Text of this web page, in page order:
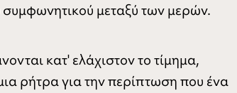
μεταξύ των μερών.
κατ' ελάχιστον το τίμημα,
ρήτρα για την περίπτωση που ένα